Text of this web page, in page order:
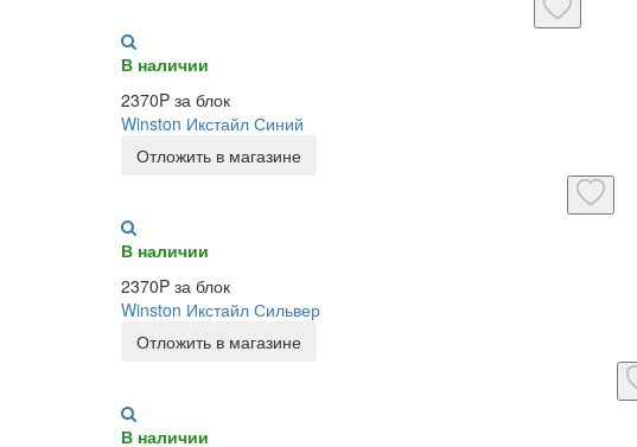
В наличии
2370P за блок
Winston Икстайл Синий
Отложить в магазине
В наличии
2370P за блок
Winston Икстайл Сильвер
Отложить в магазине
В наличии